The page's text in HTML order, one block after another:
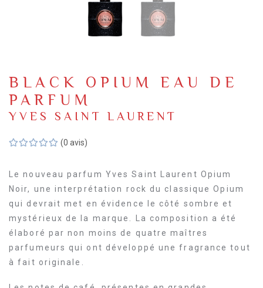
BLACK OPIUM EAU DE
PARFUM
YVES SAINT LAURENT
(0 avis)
Le nouveau parfum Yves Saint Laurent Opium
Noir, une interprétation rock du classique Opium
qui devrait met en évidence le côté sombre et
mystérieux de la marque. La composition a été
élaboré par non moins de quatre maîtres
parfumeurs qui ont développé une fragrance tout
à fait originale.